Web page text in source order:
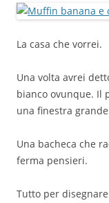
La casa che vorrei.
Una volta avrei
bianco ovunque. Il
una finestra
Una bacheca che
ferma pensieri.
Tutto per